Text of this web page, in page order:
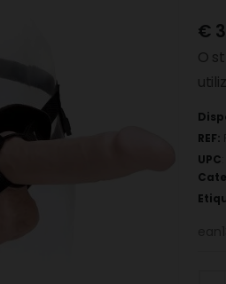
€
O
REF:
UPC